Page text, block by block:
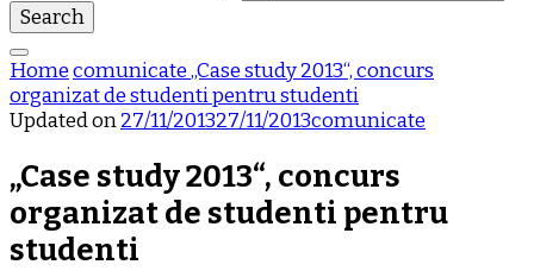
Homecomunicate„Case study 2013“, concurs
organizat de studenti pentru studenti
Updated on27/11/201327/11/2013comunicate
„Case study 2013“, concurs
organizat de studenti pentru
studenti